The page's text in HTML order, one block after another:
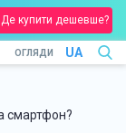
Де купити дешевше?
ОГЛЯДИ UA
смартфон?